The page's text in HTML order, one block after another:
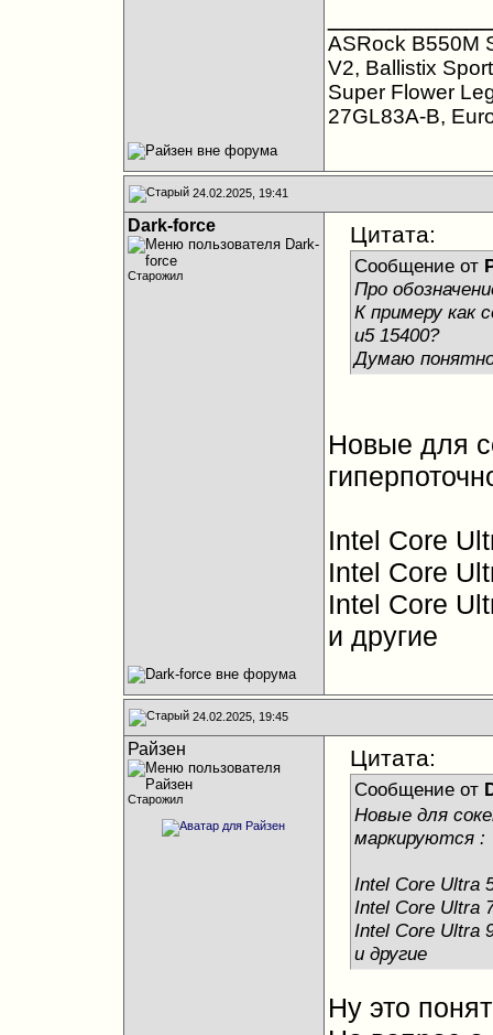
ASRock B550M
V2, Ballistix
Super Flower
27GL83A-B,
24.02.2025, 19:41
Dark-force
Старожил
Цитата:
Сообщение от
Про
К примеру как
и5 15400?
Думаю
Новые для
Intel Core
Intel Core
Intel Core
и другие
24.02.2025, 19:45
Райзен
Старожил
Цитата:
Сообщение от
Новые для
маркируются :
Intel Core Ultra
Intel Core Ultra
Intel Core Ultra
и другие
Ну это